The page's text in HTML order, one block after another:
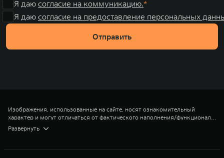
Я даю согласие на коммуникацию.
Я даю согласие на предоставление персональных
Отправить
Изображения, использованные на сайте, носят ознакомительный
характер и могут отличаться от фактического наполнения/функционала
и внешнего вида.
*Объем багажника при разложенных сиденьях
** Цена на модель TANK (ТЭНК) 400 в комплектации Премиум 2025
000 рублей, выгоды по трейд-ин в 250 000 рублей и с учетом
Развернуть